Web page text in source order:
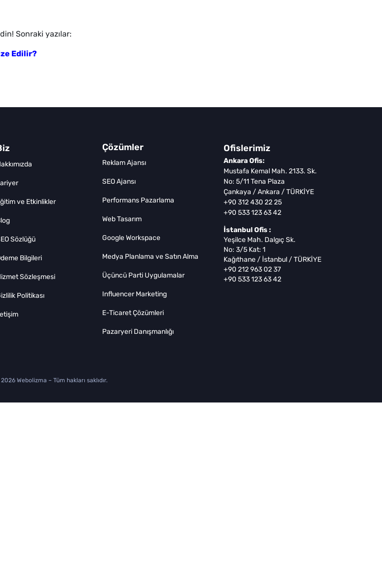
Sonraki yazılar:
Edilir?
ve Etkinlikler
Sözlüğü
Bilgileri
Sözleşmesi
Politikası
Çözümler
Reklam Ajansı
SEO Ajansı
Performans Pazarlama
Web Tasarım
Google Workspace
Medya Planlama ve Satın Alma
Üçüncü Parti Uygulamalar
Influencer Marketing
E-Ticaret Çözümleri
Pazaryeri Danışmanlığı
Ofislerimiz
Ankara Ofis:
Mustafa Kemal Mah. 2133. Sk.
No: 5/11 Tena Plaza
Çankaya / Ankara / TÜRKİYE
+90 312 430 22 25
+90 533 123 63 42
İstanbul Ofis :
Yeşilce Mah. Dalgıç Sk.
No: 3/5 Kat: 1
Kağıthane / İstanbul / TÜRKİYE
+90 212 963 02 37
+90 533 123 63 42
Webolizma – Tüm hakları saklıdır.